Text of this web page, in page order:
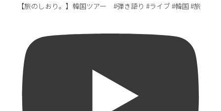
【旅のしおり。】韓国ツアー #弾き語り #ライブ #韓国 #旅